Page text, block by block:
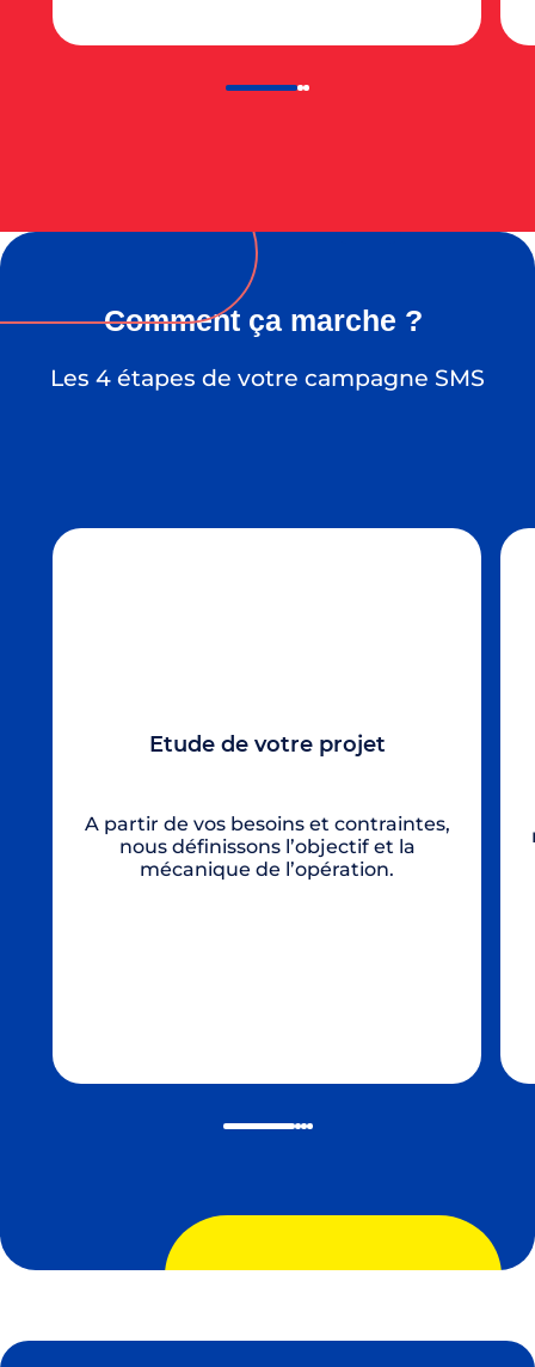
Comment ça marche ?
Les 4 étapes de votre campagne SMS
Etude de votre projet
A partir de vos besoins et contraintes,
nous définissons l’objectif et la
mécanique de l’opération.